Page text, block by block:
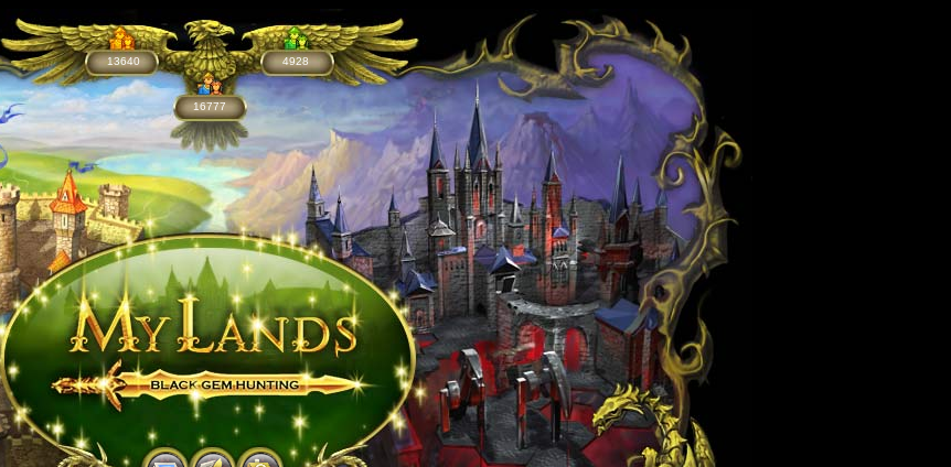
13640
16777
4928